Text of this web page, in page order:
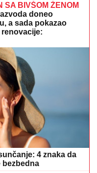
SA BIVŠOM ŽENOM
doneo
a sada pokazao
4 znaka da
bezbedna